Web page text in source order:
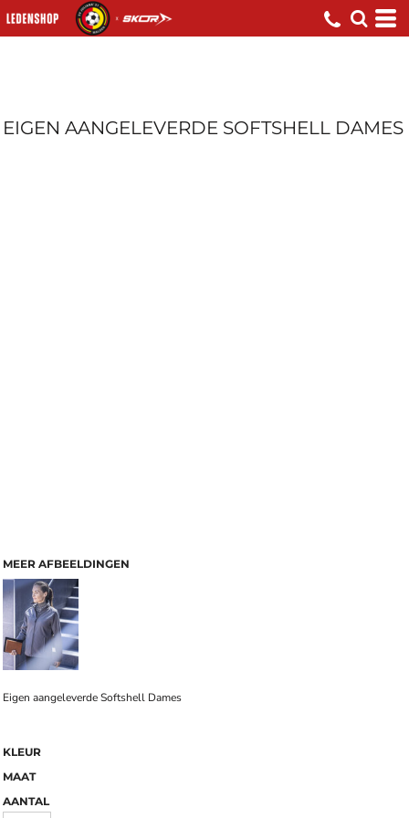
EIGEN AANGELEVERDE SOFTSHELL DAMES
MEER AFBEELDINGEN
Eigen aangeleverde Softshell Dames
KLEUR
MAAT
AANTAL